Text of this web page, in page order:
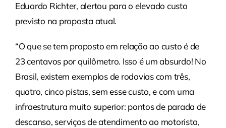
Eduardo Richter, alertou para o elevado custo
previsto na proposta atual.
“O que se tem proposto em relação ao custo é de
23 centavos por quilômetro. Isso é um absurdo! No
Brasil, existem exemplos de rodovias com três,
quatro, cinco pistas, sem esse custo, e com uma
infraestrutura muito superior: pontos de parada de
descanso, serviços de atendimento ao motorista,